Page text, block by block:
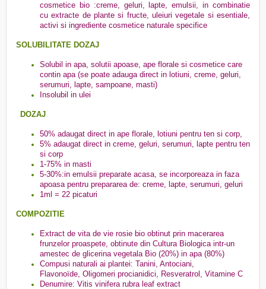
cosmetice bio :creme, geluri, lapte, emulsii, in combinatie
cu extracte de plante si fructe, uleiuri vegetale si esentiale,
activi si ingrediente cosmetice naturale specifice
SOLUBILITATE DOZAJ
Solubil in apa, solutii apoase, ape florale si cosmetice care
contin apa (se poate adauga direct in lotiuni, creme, geluri,
serumuri, lapte, sampoane, masti)
Insolubil in ulei
DOZAJ
50% adaugat direct in ape florale, lotiuni pentru ten si corp,
5% adaugat direct in creme, geluri, serumuri, lapte pentru ten
si corp
1-75% in masti
5-30%:in emulsii preparate acasa, se incorporeaza in faza
apoasa pentru prepararea de: creme, lapte, serumuri, geluri
1ml = 22 picaturi
COMPOZITIE
Extract de vita de vie rosie bio obtinut prin macerarea
frunzelor proaspete, obtinute din Cultura Biologica intr-un
amestec de glicerina vegetala Bio (20%) in apa (80%)
Compusi naturali ai plantei: Tanini, Antociani,
Flavonoïde, Oligomeri procianidici, Resveratrol, Vitamine C
Denumire: Vitis vinifera rubra leaf extract